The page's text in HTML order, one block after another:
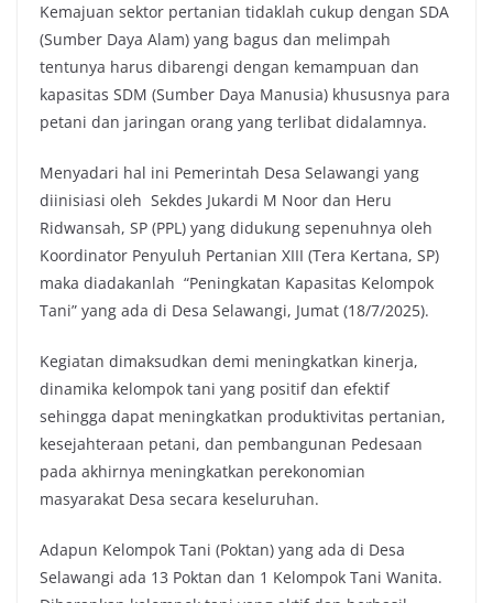
Kemajuan sektor pertanian tidaklah cukup dengan SDA
(Sumber Daya Alam) yang bagus dan melimpah
tentunya harus dibarengi dengan kemampuan dan
kapasitas SDM (Sumber Daya Manusia) khususnya para
petani dan jaringan orang yang terlibat didalamnya.
Menyadari hal ini Pemerintah Desa Selawangi yang
diinisiasi oleh Sekdes Jukardi M Noor dan Heru
Ridwansah, SP (PPL) yang didukung sepenuhnya oleh
Koordinator Penyuluh Pertanian XIII (Tera Kertana, SP)
maka diadakanlah “Peningkatan Kapasitas Kelompok
Tani” yang ada di Desa Selawangi, Jumat (18/7/2025).
Kegiatan dimaksudkan demi meningkatkan kinerja,
dinamika kelompok tani yang positif dan efektif
sehingga dapat meningkatkan produktivitas pertanian,
kesejahteraan petani, dan pembangunan Pedesaan
pada akhirnya meningkatkan perekonomian
masyarakat Desa secara keseluruhan.
Adapun Kelompok Tani (Poktan) yang ada di Desa
Selawangi ada 13 Poktan dan 1 Kelompok Tani Wanita.